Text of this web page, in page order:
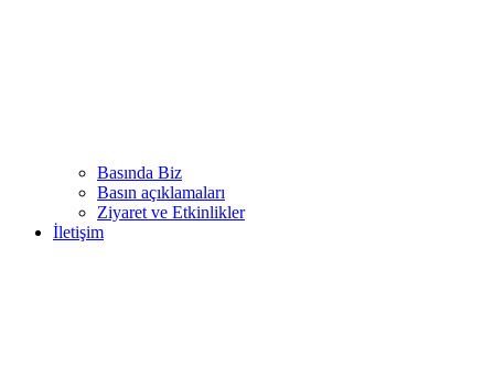
Basında Biz
Basın açıklamaları
Ziyaret ve Etkinlikler
İletişim